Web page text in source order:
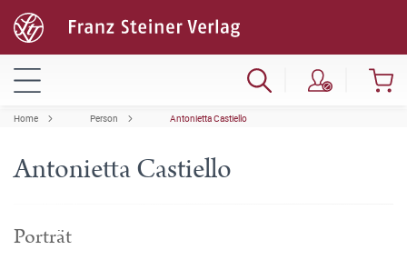
Home Person Antonietta Castiello
Antonietta Castiello
Porträt